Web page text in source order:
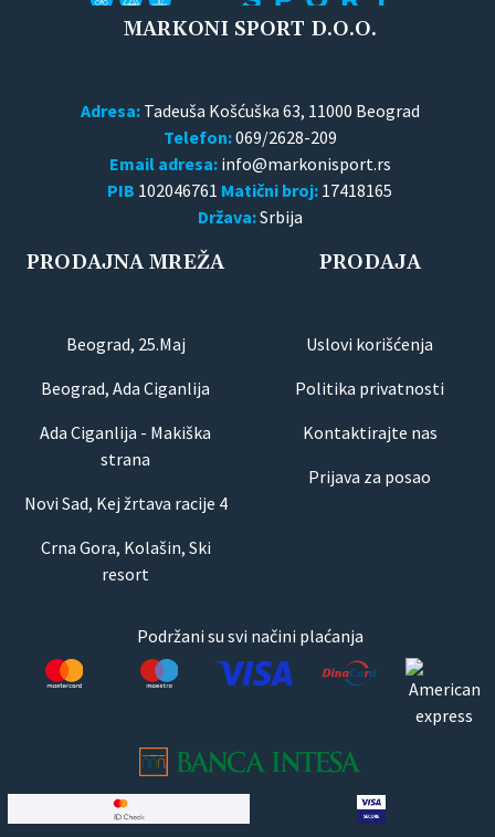
MARKONI SPORT D.O.O.
Adresa:Tadeuša Košćuška 63, 11000 Beograd
Telefon:069/2628-209
Email adresa:
PIB 102046761 Matični broj: 17418165
Država:Srbija
PRODAJNA MREŽA
Beograd, 25.Maj
Beograd, Ada Ciganlija
Ada Ciganlija - Makiška
strana
Novi Sad, Kej žrtava racije 4
Crna Gora, Kolašin, Ski
resort
PRODAJA
Uslovi korišćenja
Politika privatnosti
Kontaktirajte nas
Prijava za posao
Podržani su svi načini plaćanja